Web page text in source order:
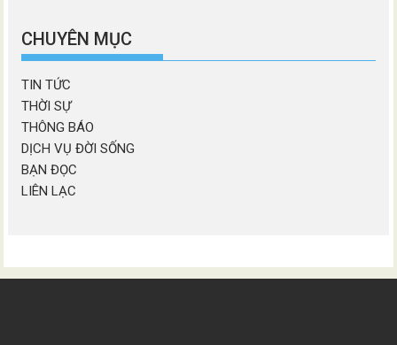
mục
CHUYÊN MỤC
TIN TỨC
THỜI SỰ
THÔNG BÁO
DỊCH VỤ ĐỜI SỐNG
BẠN ĐỌC
LIÊN LẠC